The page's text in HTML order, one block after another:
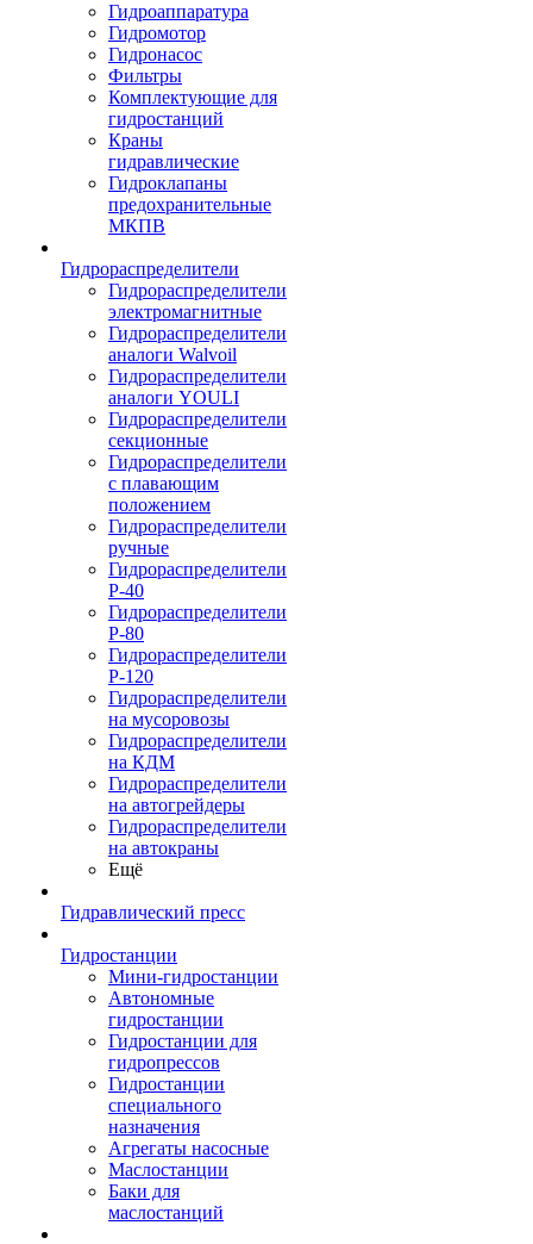
Гидроаппаратура
Гидромотор
Гидронасос
Фильтры
Комплектующие для
гидростанций
Краны
гидравлические
Гидроклапаны
предохранительные
МКПВ
Гидрораспределители
Гидрораспределители
электромагнитные
Гидрораспределители
аналоги Walvoil
Гидрораспределители
аналоги YOULI
Гидрораспределители
секционные
Гидрораспределители
с плавающим
положением
Гидрораспределители
ручные
Гидрораспределители
Р-40
Гидрораспределители
Р-80
Гидрораспределители
Р-120
Гидрораспределители
на мусоровозы
Гидрораспределители
на КДМ
Гидрораспределители
на автогрейдеры
Гидрораспределители
на автокраны
Ещё
Гидравлический пресс
Гидростанции
Мини-гидростанции
Автономные
гидростанции
Гидростанции для
гидропрессов
Гидростанции
специального
назначения
Агрегаты насосные
Маслостанции
Баки для
маслостанций